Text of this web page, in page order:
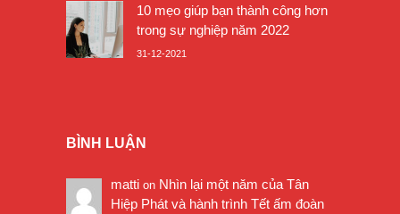
10 mẹo giúp bạn thành công hơn
trong sự nghiệp năm 2022
31-12-2021
BÌNH LUẬN
matti on Nhìn lại một năm của Tân
Hiệp Phát và hành trình Tết ấm đoàn